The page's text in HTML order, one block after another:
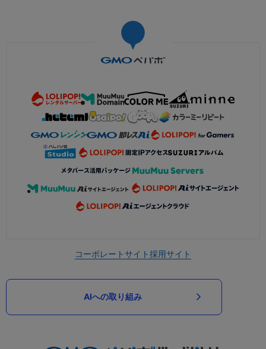
コーポレートサイト採用サイト
AIへの取り組み